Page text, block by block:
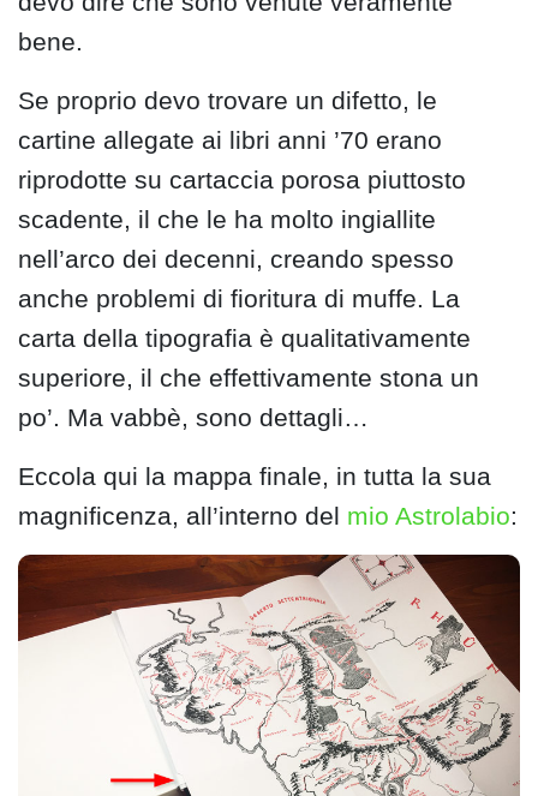
bene.
Se proprio devo trovare un difetto, le
cartine allegate ai libri anni ’70 erano
riprodotte su cartaccia porosa piuttosto
scadente, il che le ha molto ingiallite
nell’arco dei decenni, creando spesso
anche problemi di fioritura di muffe. La
carta della tipografia è qualitativamente
superiore, il che effettivamente stona un
po’. Ma vabbè, sono dettagli…
Eccola qui la mappa finale, in tutta la sua
magnificenza, all’interno del mio Astrolabio: